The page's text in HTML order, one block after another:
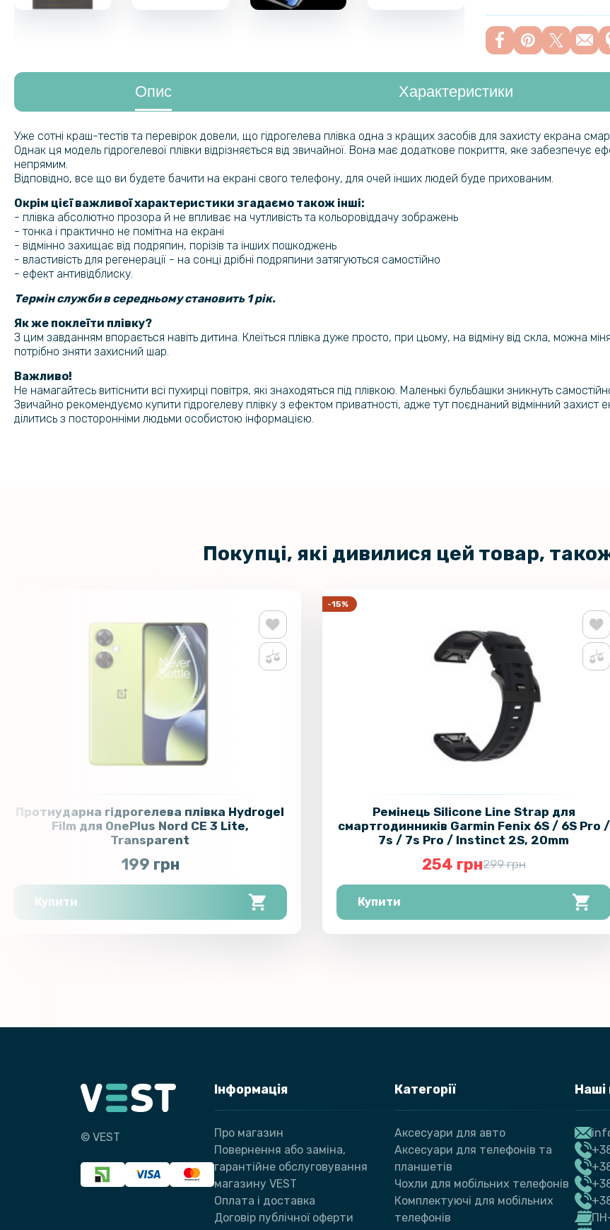
Опис Характеристики
Уже сотні краш-тестів та перевірок довели, що гідрогелева плівка одна з кращих засобів для захисту екрана
Однак ця модель гідрогелевої плівки відрізняється від звичайної. Вона має додаткове покриття, яке забезпечує
непрямим.
Відповідно, все що ви будете бачити на екрані свого телефону, для очей інших людей буде прихованим.
Окрім цієї важливої характеристики згадаємо також інші:
- плівка абсолютно прозора й не впливає на чутливість та кольоровіддачу зображень
- тонка і практично не помітна на екрані
- відмінно захищає від подряпин, порізів та інших пошкоджень
- властивість для регенерації - на сонці дрібні подряпини затягуються самостійно
- ефект антивідблиску.
Термін служби в середньому становить 1 рік.
Як же поклеїти плівку?
З цим завданням впорається навіть дитина. Клеїться плівка дуже просто, при цьому, на відміну від скла, можна
потрібно зняти захисний шар.
Важливо!
Не намагайтесь витіснити всі пухирці повітря, які знаходяться під плівкою. Маленькі бульбашки зникнуть
Звичайно рекомендуємо купити гідрогелеву плівку з ефектом приватності, адже тут поєднаний відмінний
ділитись з посторонніми людьми особистою інформацією.
Покупці, які дивилися цей товар,
Протиударна гідрогелева плівка Hydrogel
Film для OnePlus Nord CE 3 Lite,
Transparent
199 грн
Купити
-15%
Ремінець Silicone Line Strap для
смартгодинників Garmin Fenix 6S / 6S Pro /
7s / 7s Pro / Instinct 2S, 20mm
254 грн299 грн
Купити
© VEST
Інформація
Про магазин
Повернення або заміна,
гарантійне обслуговування
магазину VEST
Оплата і доставка
Договір публічної оферти
Категорії
Аксесуари для авто
Аксесуари для телефонів та
планшетів
Чохли для мобільних телефонів
Комплектуючі для мобільних
телефонів
Наші